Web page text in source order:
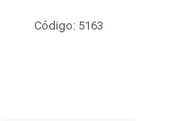
Código: 5163